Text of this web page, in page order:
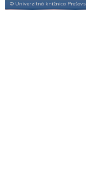
© Univerzitná knižnica